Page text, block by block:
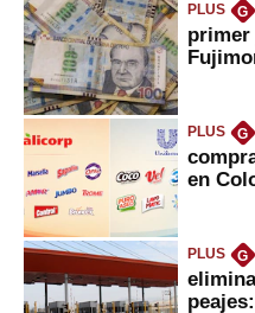
PLUS G
primer
PLUS G
en
PLUS G